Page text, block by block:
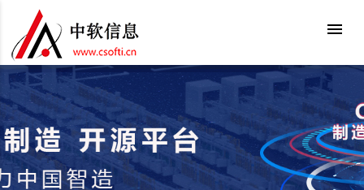
menu